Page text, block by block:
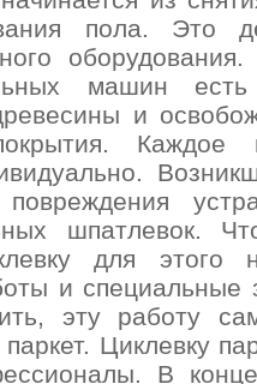
пола. Это
оборудования.
машин
и
Каждое
шпатлевок.
для этого
и специальные
эту работу
паркет. Циклевку
В